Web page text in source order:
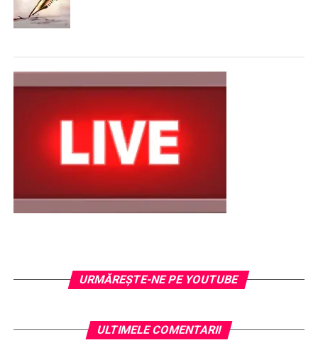
URMĂREŞTE-NE PE YOUTUBE
ULTIMELE COMENTARII